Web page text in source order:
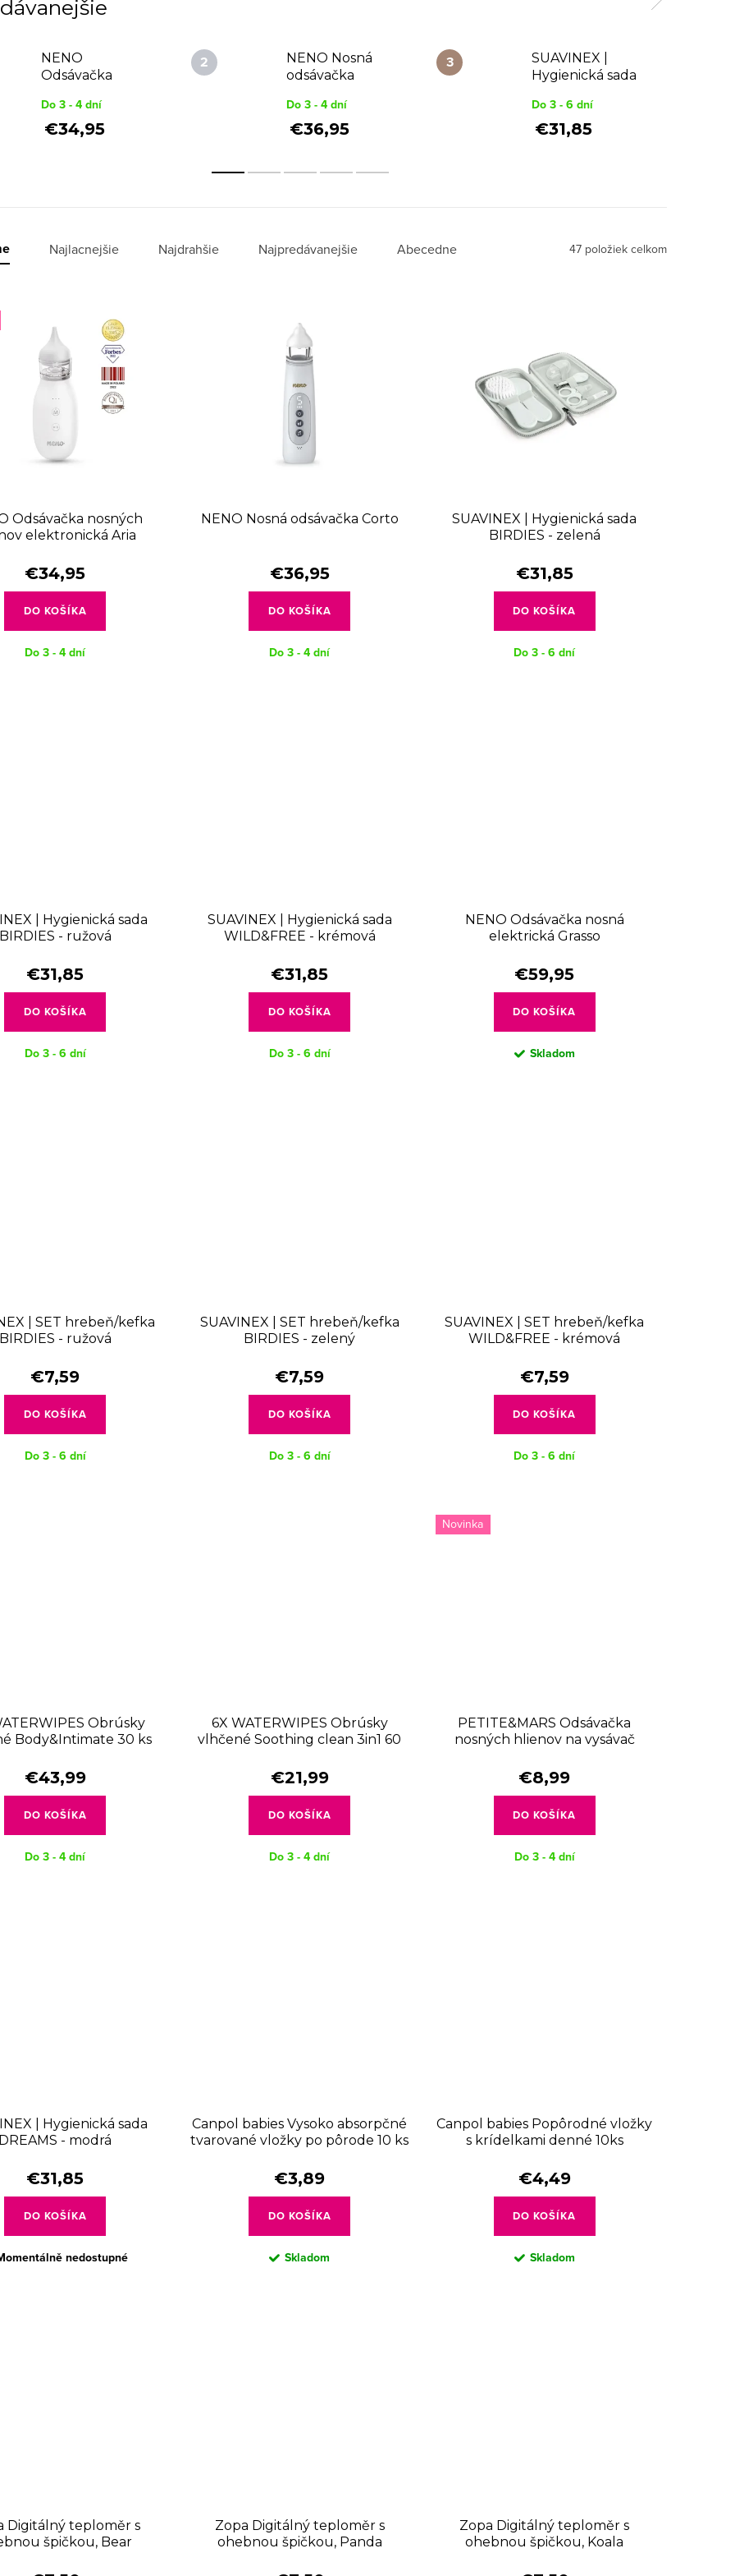
NENO
Odsávačka
elektronická
Aria
Do 3 - 4 dní
€34,95
NENO Nosná
odsávačka
Do 3 - 4 dní
€36,95
SUAVINEX |
Hygienická sada
zelená
Do 3 - 6 dní
€31,85
Najlacnejšie Najdrahšie Najpredávanejšie Abecedne 47 položiek celkom
Odsávačka nosných
elektronická Aria
€34,95
DO KOŠÍKA
Do 3 - 4 dní
NENO Nosná odsávačka Corto
€36,95
DO KOŠÍKA
Do 3 - 4 dní
SUAVINEX | Hygienická sada
BIRDIES - zelená
€31,85
DO KOŠÍKA
Do 3 - 6 dní
| Hygienická sada
BIRDIES - ružová
€31,85
DO KOŠÍKA
Do 3 - 6 dní
SUAVINEX | Hygienická sada
WILD&FREE - krémová
€31,85
DO KOŠÍKA
Do 3 - 6 dní
NENO Odsávačka nosná
elektrická Grasso
€59,95
DO KOŠÍKA
Skladom
| SET hrebeň/kefka
BIRDIES - ružová
€7,59
DO KOŠÍKA
Do 3 - 6 dní
SUAVINEX | SET hrebeň/kefka
BIRDIES - zelený
€7,59
DO KOŠÍKA
Do 3 - 6 dní
SUAVINEX | SET hrebeň/kefka
WILD&FREE - krémová
€7,59
DO KOŠÍKA
Do 3 - 6 dní
Obrúsky
Body&Intimate 30 ks
€43,99
DO KOŠÍKA
Do 3 - 4 dní
6X WATERWIPES Obrúsky
vlhčené Soothing clean 3in1 60
€21,99
DO KOŠÍKA
Do 3 - 4 dní
Novinka
PETITE&MARS Odsávačka
nosných hlienov na vysávač
€8,99
DO KOŠÍKA
Do 3 - 4 dní
| Hygienická sada
DREAMS - modrá
€31,85
DO KOŠÍKA
nedostupné
Canpol babies Vysoko absorpčné
tvarované vložky po pôrode 10 ks
€3,89
DO KOŠÍKA
Skladom
Canpol babies Popôrodné vložky
s krídelkami denné 10ks
€4,49
DO KOŠÍKA
Skladom
Digitálný teploměr s
špičkou, Bear
Zopa Digitálný teploměr s
ohebnou špičkou, Panda
Zopa Digitálný teploměr s
ohebnou špičkou, Koala